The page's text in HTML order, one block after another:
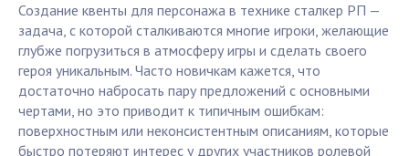
Создание квенты для персонажа в технике сталкер РП —
задача, с которой сталкиваются многие игроки, желающие
глубже погрузиться в атмосферу игры и сделать своего
героя уникальным. Часто новичкам кажется, что
достаточно набросать пару предложений с основными
чертами, но это приводит к типичным ошибкам:
поверхностным или неконсистентным описаниям, которые
быстро потеряют интерес у других участников ролевой